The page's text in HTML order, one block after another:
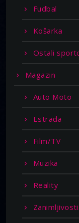
Fudbal
Košarka
Ostali
Magazin
Auto Moto
Estrada
Film/TV
Muzika
Reality
Zanimljivosti